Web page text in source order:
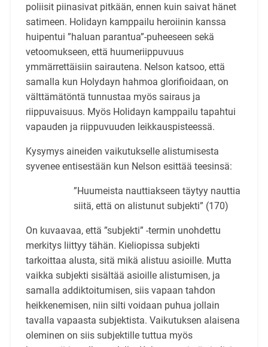
poliisit piinasivat pitkään, ennen kuin saivat hänet
satimeen. Holidayn kamppailu heroiinin kanssa
huipentui ”haluan parantua”-puheeseen sekä
vetoomukseen, että huumeriippuvuus
ymmärrettäisiin sairautena. Nelson katsoo, että
samalla kun Holydayn hahmoa glorifioidaan, on
välttämätöntä tunnustaa myös sairaus ja
riippuvaisuus. Myös Holidayn kamppailu tapahtui
vapauden ja riippuvuuden leikkauspisteessä.
Kysymys aineiden vaikutukselle alistumisesta
syvenee entisestään kun Nelson esittää teesinsä:
”Huumeista nauttiakseen täytyy nauttia
siitä, että on alistunut subjekti” (170)
On kuvaavaa, että ”subjekti” -termin unohdettu
merkitys liittyy tähän. Kieliopissa subjekti
tarkoittaa alusta, sitä mikä alistuu asioille. Mutta
vaikka subjekti sisältää asioille alistumisen, ja
samalla addiktoitumisen, siis vapaan tahdon
heikkenemisen, niin silti voidaan puhua jollain
tavalla vapaasta subjektista. Vaikutuksen alaisena
oleminen on siis subjektille tuttua myös